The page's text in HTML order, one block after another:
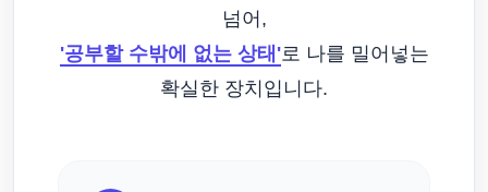
넘어,
'공부할 수밖에 없는 상태'로 나를 밀어넣는
확실한 장치입니다.